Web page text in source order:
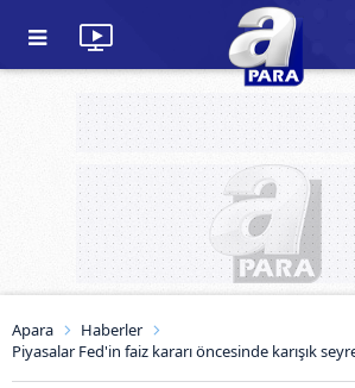
Apara
Haberler
Piyasalar Fed'in faiz kararı öncesinde karışık